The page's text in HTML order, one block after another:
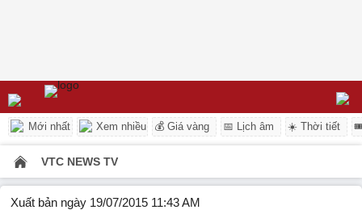
Mới nhất Xem nhiều 💰 Giá vàng 📅 Lịch âm ☀️ Thời tiết
VTC NEWS TV
Xuất bản ngày 19/07/2015 11:43 AM